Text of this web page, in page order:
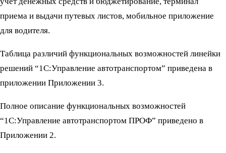
приема и выдачи путевых листов, мобильное приложение
для водителя.
Таблица различий функциональных возможностей линейки
решений “1С:Управление автотранспортом” приведена в
приложении Приложении 3.
Полное описание функциональных возможностей
“1C:Управление автотранспортом ПРОФ” приведено в
Приложении 2.